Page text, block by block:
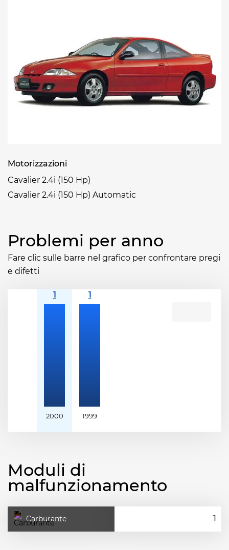
Motorizzazioni
Cavalier 2.4i (150 Hp)
Cavalier 2.4i (150 Hp) Automatic
Problemi per anno
Fare clic sulle barre nel grafico per confrontare pregi
e difetti
2000 1999
Moduli di
malfunzionamento
Carburante